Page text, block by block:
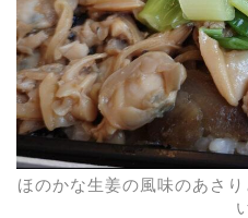
ほのかな生姜の風味のあさ